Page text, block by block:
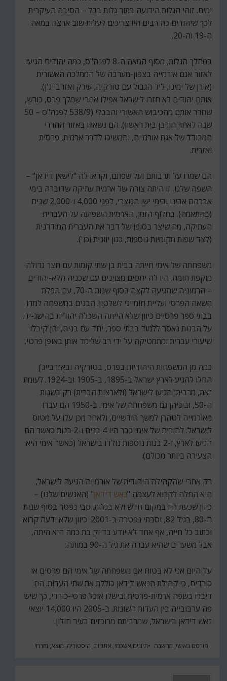
ימים. זוהי הגלות הידועה בתור גלות בבל – הסיבה העיקרית
לכך שיהודים כה רבים היו צריכים לעלות שוב ארצה במאה
ה-19 וה-20.
במהלך הגלות, מסוף המאה ה-8 לפנה"ס, כמה יהודים הגיעו
לאזור אגם אורמייה בצפון-מערבה של הממלכה האשורית
(אירן של ימינו, ליד הגבול עם טורקיה, עירק ואזרבייג'ן).
אותם יהודים לא חזרו לישראל אפילו אחרי שמלך פרס, כורש,
שחרר אותם מהכיבוש האשורי והבבלי (538/9 לפנה"ס – 50
שנה לאחר חורבן בית ראשון). הם נשארו באזור ההררי
המבודד של אגם אורמייה, והמשיכו לדבר ארמית, פרסית
ואזרית.
הם שמרו על תרבותם ועל שפתם, וקראו לה "לישאן דידאן" –
השפה שלנו. זו היתה צורה של ארמית עתיקה שדוברה בימי
אברהם אבינו ובימי ישו הנוצרי, לפני 4,000 ו-2,000 שנים
(בהתאמה). בחלוף הזמן, הארמית השפיעה על העברית
העתיקה, מה שיצר בסופו של דבר את העברית המודרנית
(לצד שפות מקומיות נוספות, כגון יוונית וכו').
משפחתה של אימי חייתה בבית בן שתי קומות עם חצר גדולה
מוקפת חומה. היו לה יחסים מצוינים עם שכניה הלא-יהודים
– הרמוניה שהגיעה לקצה בסוף שנות ה-70, עם הפלת
השאה הפרסי ועליית חומייני לשלטון. הבנים במשפחה למדו
בבתי ספר פרסיים כיוון שלא הייתה השכלה יהודית בהישג-יד.
על הבנות נאסר ללמוד בבתי ספר, יחד עם בנים, והן קיבלו
שיעורי עברית ומתמטיקה על ידי רב שלימד אותן באופן פרטי.
כמה מן המשפחות היהודיות בפרס, בטורקיה ובאזרבייג'ן
החלו להגיע לארץ ישראל ב-1895, ב-1905 וב-1924. לעומת
זאת, מרביתן הגיעו לישראל (ולארצות הברית) רק בשנות
ה-50, וביניהן גם משפחתה של אימי. ב-1950 הם עברו
מאורמייה לטהרן למשך חודשיים, ולאחר מכן עלו על מטוס
לישראל. להוריה של אימי כבר היו 4 בנים ו-2 בנות כאשר הם
הגיעו לארץ, ו-2 בנות נוספות נולדו בישראל (כאשר אימי היא
הצעירה ביותר מכולם).
רק אחרי שהקהילה היהודית של אורמייה הגיעה לישראל,
היא החלה לקרוא לעצמה "נאש דידאן" (האנשים שלנו) –
כיוון שכעת היו במקום חדש ולא בגלות. סבי נפטר בסוף שנות
ה-80, בגיל 82, וסבתי נפטרה ב-2001. כיוון שלא ידעה קרוא
וכתוב כל חייה, אף אחד לא יודע בדיוק בת כמה היא היתה,
אבל משערים שהיא עברה את גיל ה-90 במותה.
עד היום אני לא בטוח אם משפחתה של אימי הם פרסים או
כורדים, כי קהילת הנאש דידאן כוללת את שתי העדות. הם
דיברו בשפה ארמית-פרסית ובישלו אוכל פרסי-כורדי, כך שיש
פה ערבובייה בין העדות השונות. ב-2005 היו 14,000 יוצאי
נאש דידאן בישראל, שמרביתם מרוכזים בעיר חולון.
פורסם באישי, מחשבה תיוגים אשכנזי, אתניות, היסטוריה, מוצא, מזרחי